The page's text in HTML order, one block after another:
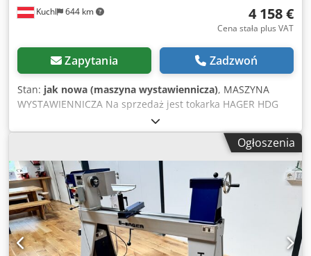
Numer referencyjny: DH25500-K
Kuchl 644 km 4 158 €
Cena stała plus VAT
Zapytania Zadzwoń
Stan: jak nowa (maszyna wystawiennicza), MASZYNA
WYSTAWIENNICZA Na sprzedaż jest tokarka HAGER HDG
250 w idealnym stanie z rozstawem osi 1000 mm. Maszyna
wystawowa jest w oryginalnym stanie i dlatego jest objęta
pełną gwarancją. Dane techniczne - Wysokość środka 250
mm - Szerokość centrum 1000 mm - Przyłącze wrzeciona
M33 x 3,5 ze stożkiem MK3 i rowkiem bezpieczeństwa ASR
(Euro) - Otwór wrzeciona (średnica) 20 mm - Frez konika
150 mm / MK3 -Górna część podparcia dłoni 300 mm
Dsdpfstpnyksx Aagekr -Waga 270 kg -Długość x szerokość
1800 x 640 mm - Silnik 2,2 kW / 3 HP Maszyna znajduje się
w A-5431 Kuchl i może być sprawdzona w dowolnym
Ogłoszenia